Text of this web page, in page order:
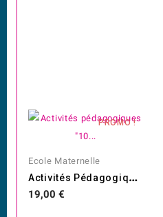
PROMO !
Ecole Maternelle
A
Ctivités Pédagogiques "10...
Prix
19,00 €